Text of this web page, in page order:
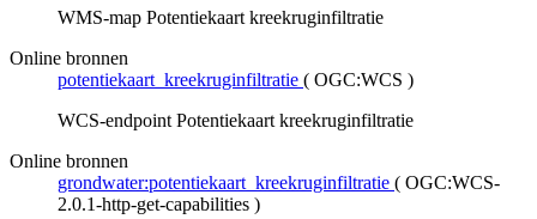
WMS-map Potentiekaart kreekruginfiltratie
Online bronnen
potentiekaart_kreekruginfiltratie ( OGC:WCS )
WCS-endpoint Potentiekaart kreekruginfiltratie
Online bronnen
grondwater:potentiekaart_kreekruginfiltratie ( OGC:WCS-
2.0.1-http-get-capabilities )